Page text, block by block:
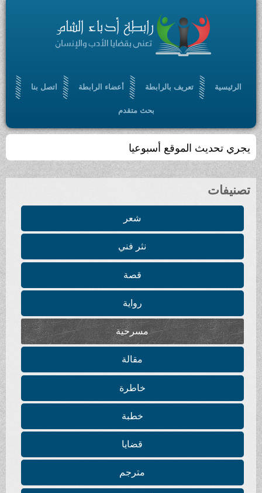
الرئيسية تعريف بالرابطة أعضاء الرابطة اتصل بنا
بحث متقدم
تجمّعٌ أدبي ، ثقافي ، مفتوح ، يسعى إلى الإسهام في
بلورة رؤيا أدبية حضارية ، من خلال أدب سامٍ ملتزم
تصنيفات
شعر
نثر فني
قصة
رواية
مسرحية
مقالة
خاطرة
خطبة
قضايا
مترجم